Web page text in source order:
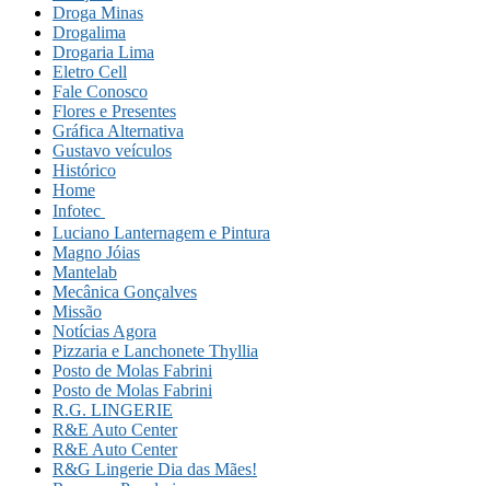
Droga Minas
Drogalima
Drogaria Lima
Eletro Cell
Fale Conosco
Flores e Presentes
Gráfica Alternativa
Gustavo veículos
Histórico
Home
Infotec
Luciano Lanternagem e Pintura
Magno Jóias
Mantelab
Mecânica Gonçalves
Missão
Notícias Agora
Pizzaria e Lanchonete Thyllia
Posto de Molas Fabrini
Posto de Molas Fabrini
R.G. LINGERIE
R&E Auto Center
R&E Auto Center
R&G Lingerie Dia das Mães!